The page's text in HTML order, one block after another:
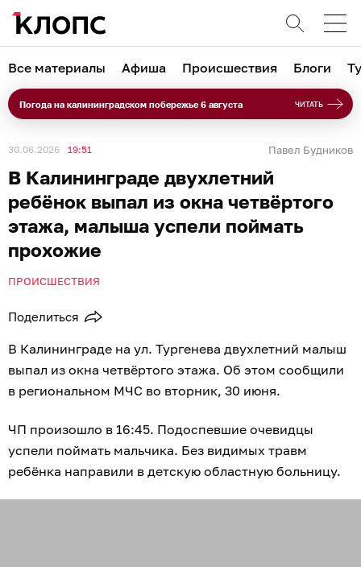
Все материалы Афиша Происшествия Блоги
Погода на калининградском побережье 6 августа ЧИТАТЬ
30.06.2026 19:51 Павел Будников
В Калининграде двухлетний
ребёнок выпал из окна четвёртого
этажа, малыша успели поймать
прохожие
ПРОИСШЕСТВИЯ
Поделиться
В Калининграде на ул. Тургенева двухлетний малыш
выпал из окна четвёртого этажа. Об этом сообщили
в региональном МЧС во вторник, 30 июня.
ЧП произошло в 16:45. Подоспевшие очевидцы
успели поймать мальчика. Без видимых травм
ребёнка направили в детскую областную больницу.